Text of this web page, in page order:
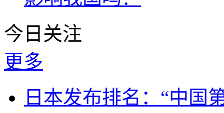
今日关注
更多
日本发布排名：“中国